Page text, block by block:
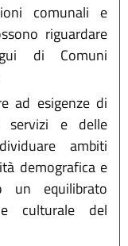
comunali e
riguardare
di Comuni
ad esigenze di
servizi e delle
ambiti
demografica e
un equilibrato
culturale del